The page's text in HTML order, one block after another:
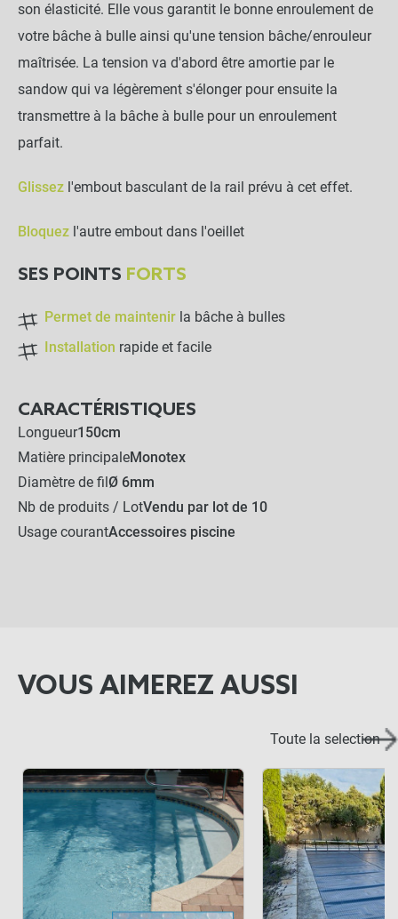
son élasticité. Elle vous garantit le bonne enroulement de
votre bâche à bulle ainsi qu'une tension bâche/enrouleur
maîtrisée. La tension va d'abord être amortie par le
sandow qui va légèrement s'élonger pour ensuite la
transmettre à la bâche à bulle pour un enroulement
parfait.
Glissez l'embout basculant de la rail prévu à cet effet.
Bloquez l'autre embout dans l'oeillet
SES POINTS FORTS
Permet de maintenir la bâche à bulles
Installation rapide et facile
CARACTÉRISTIQUES
Longueur150cm
Matière principaleMonotex
Diamètre de fil Ø 6mm
Nb de produits / LotVendu par lot de 10
Usage courantAccessoires piscine
VOUS AIMEREZ AUSSI
Toute la selection